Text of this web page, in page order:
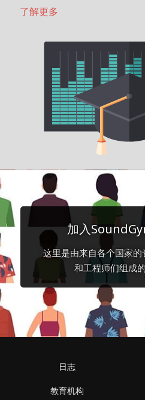
了解更多
加入
这里是由来自各个国家
和工程师们组成
日志
教育机构